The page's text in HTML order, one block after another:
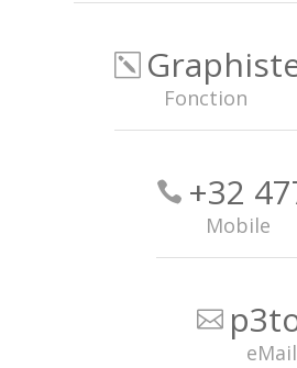
k
Fonction
 +32
Mobile

eMail